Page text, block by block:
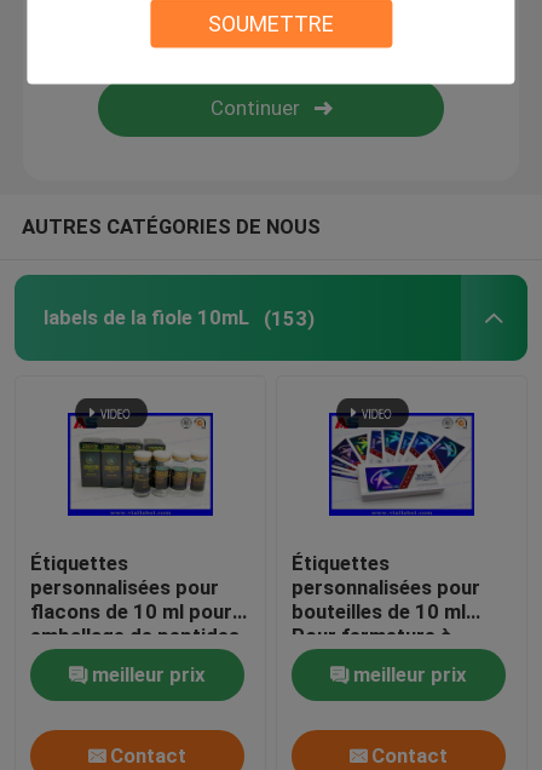
SOUMETTRE
Ampoules en verre pharmaceutiques
label de bouteille de pilule
Impression faite sur commande de tract
Sac en papier commercial
AUTRES CATÉGORIES DE NOUS
labels de la fiole 10mL (153)
Étiquettes
personnalisées pour
flacons de 10 ml pour
emballage de peptides
de bouteilles de
médicaments en verre,
impression CMJN
meilleur prix
Contact
Étiquettes
personnalisées pour
bouteilles de 10 ml
Pour fermeture à
glissière en argent Foil
d'aluminium Pounch
Étiquettes
d'impression de
flacons en verre
meilleur prix
Contact